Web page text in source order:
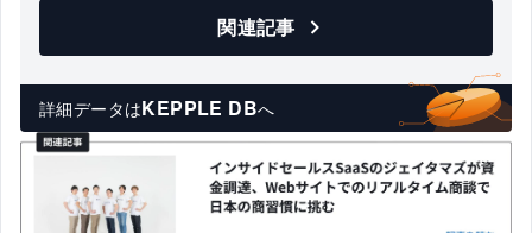
関連記事
詳細データはKEPPLE DBへ